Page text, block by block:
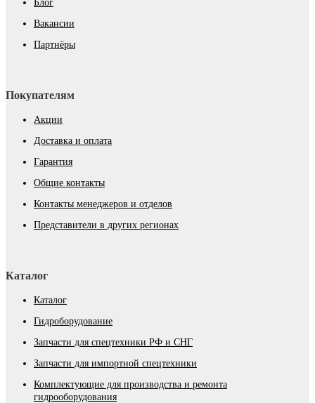
Блог
Вакансии
Партнёры
Покупателям
Акции
Доставка и оплата
Гарантия
Общие контакты
Контакты менеджеров и отделов
Представители в других регионах
Каталог
Каталог
Гидроборудование
Запчасти для спецтехники РФ и СНГ
Запчасти для импортной спецтехники
Комплектующие для производства и ремонта
гидрооборудования